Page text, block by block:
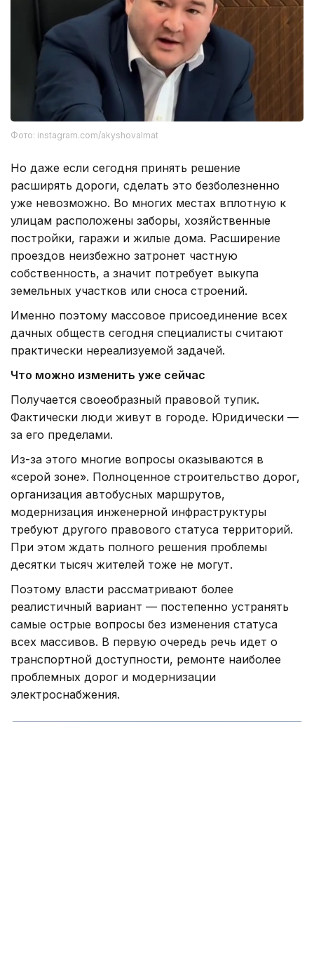
Фото: instagram.com/akyshovalmat
Но даже если сегодня принять решение
расширять дороги, сделать это безболезненно
уже невозможно. Во многих местах вплотную к
улицам расположены заборы, хозяйственные
постройки, гаражи и жилые дома. Расширение
проездов неизбежно затронет частную
собственность, а значит потребует выкупа
земельных участков или сноса строений.
Именно поэтому массовое присоединение всех
дачных обществ сегодня специалисты считают
практически нереализуемой задачей.
Что можно изменить уже сейчас
Получается своеобразный правовой тупик.
Фактически люди живут в городе. Юридически —
за его пределами.
Из-за этого многие вопросы оказываются в
«серой зоне». Полноценное строительство дорог,
организация автобусных маршрутов,
модернизация инженерной инфраструктуры
требуют другого правового статуса территорий.
При этом ждать полного решения проблемы
десятки тысяч жителей тоже не могут.
Поэтому власти рассматривают более
реалистичный вариант — постепенно устранять
самые острые вопросы без изменения статуса
всех массивов. В первую очередь речь идет о
транспортной доступности, ремонте наиболее
проблемных дорог и модернизации
электроснабжения.